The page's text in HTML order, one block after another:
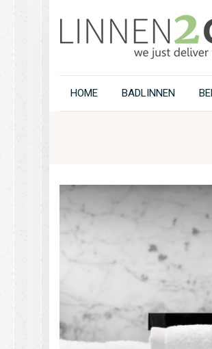
HOME BADLINNEN